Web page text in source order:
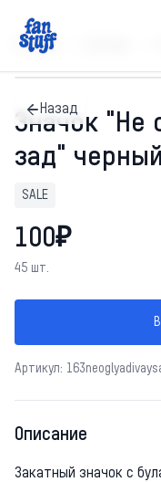
Главная
Назад
Значок "Не
зад"
SALE
100₽
45 шт.
Артикул:
Описание
Закатный значок с